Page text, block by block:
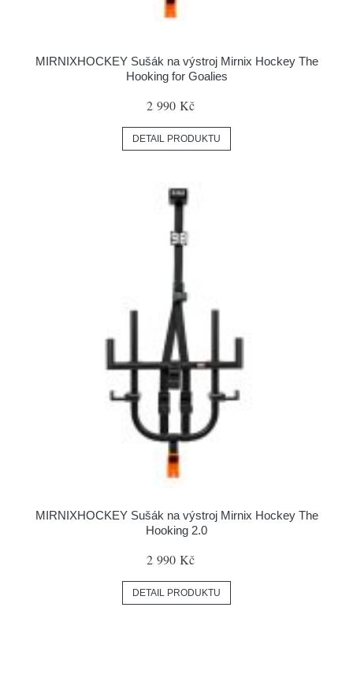
MIRNIXHOCKEY Sušák na výstroj Mirnix Hockey The
Hooking for Goalies
2 990 Kč
DETAIL PRODUKTU
MIRNIXHOCKEY Sušák na výstroj Mirnix Hockey The
Hooking 2.0
2 990 Kč
DETAIL PRODUKTU